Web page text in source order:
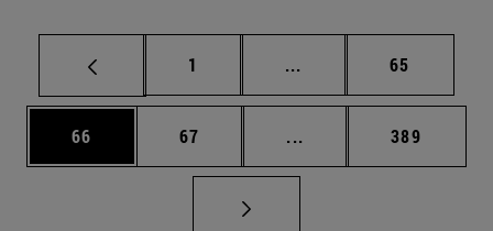
Página
1 ... Páginas intermedias
Página
65
Página
66 Página
67 ... Páginas intermedias
Página
389